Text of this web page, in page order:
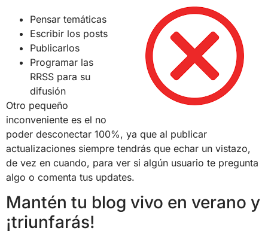
Pensar temáticas
Escribir los posts
Publicarlos
Programar las
RRSS para su
difusión
Otro pequeño
inconveniente es el no
poder desconectar 100%, ya que al publicar
actualizaciones siempre tendrás que echar un vistazo,
de vez en cuando, para ver si algún usuario te pregunta
algo o comenta tus updates.
Mantén tu blog vivo en verano y
¡triunfarás!